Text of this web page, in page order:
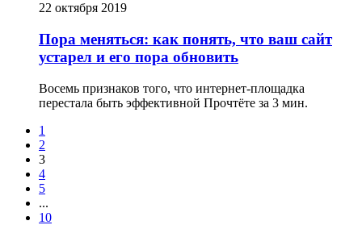
22 октября 2019
Пора меняться: как понять, что ваш сайт
устарел и его пора обновить
Восемь признаков того, что интернет-площадка
перестала быть эффективной Прочтёте за 3 мин.
1
2
3
4
5
...
10